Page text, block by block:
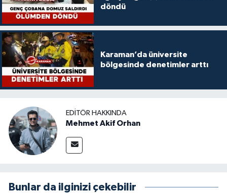
döndü
Karaman’da üniversite
bölgesinde denetimler arttı
EDITÖR HAKKINDA
Mehmet Akif Orhan
Bunlar da ilginizi çekebilir